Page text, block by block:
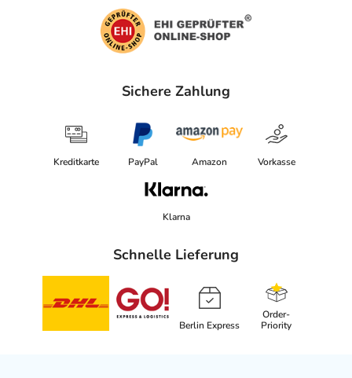
Sichere Zahlung
Kreditkarte PayPal Amazon Vorkasse
Klarna
Schnelle Lieferung
Berlin Express
Order-
Priority